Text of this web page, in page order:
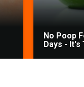
No Poop
Days - It's